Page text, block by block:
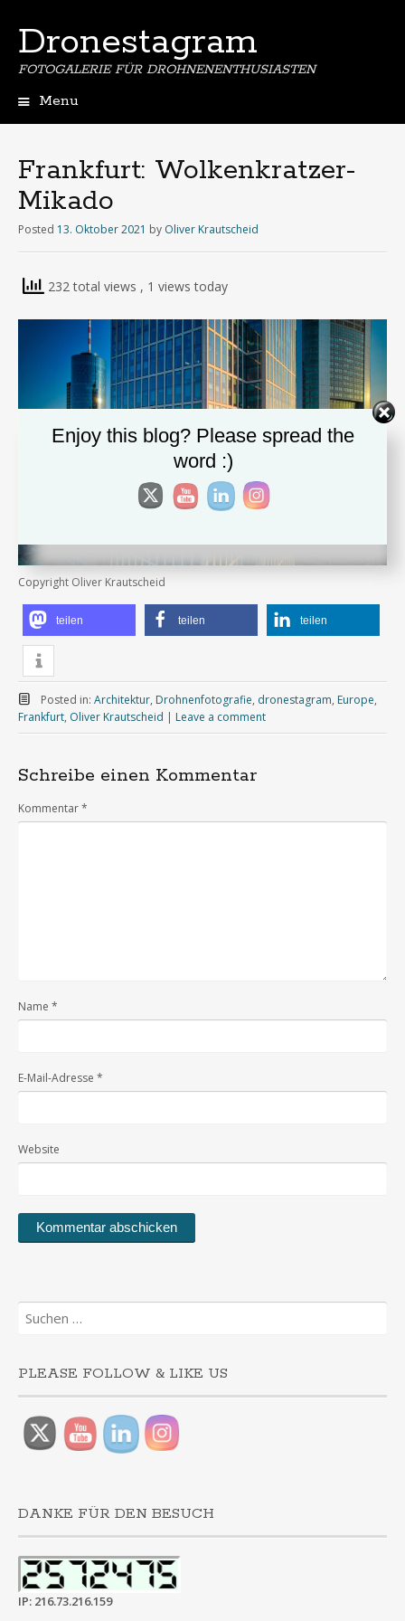
Dronestagram
FOTOGALERIE FÜR DROHNENENTHUSIASTEN
Menu
Frankfurt: Wolkenkratzer-
Mikado
Posted 13. Oktober 2021 by Oliver Krautscheid
232 total views , 1 views today
Copyright Oliver Krautscheid
teilen teilen teilen
Posted in: Architektur, Drohnenfotografie, dronestagram, Europe,
Frankfurt, Oliver Krautscheid | Leave a comment
Schreibe einen Kommentar
Kommentar*
Name *
E-Mail-Adresse *
Website
Suchen
nach:
PLEASE FOLLOW & LIKE US
DANKE FÜR DEN BESUCH
IP: 216.73.216.159
Enjoy this blog? Please spread the
word :)